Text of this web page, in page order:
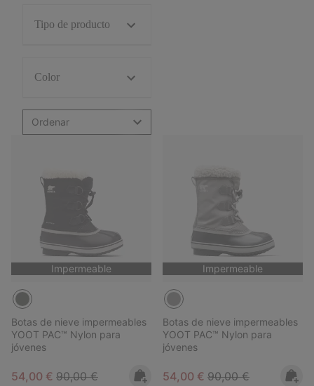
Tipo de producto
Color
Ordenar
Impermeable
Botas de nieve impermeables
YOOT PAC™ Nylon para
jóvenes
Sale price:
54,00 € Regular price:
90,00 €
Impermeable
Botas de nieve impermeables
YOOT PAC™ Nylon para
jóvenes
Sale price:
54,00 € Regular price:
90,00 €